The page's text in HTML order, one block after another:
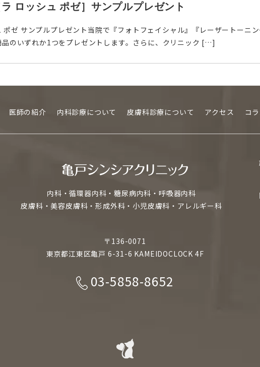
ロッシュ ポゼ］サンプルプレゼント
ポゼ サンプルプレゼント当院で『フォトフェイシャル』『レーザートーニ
のいずれか1つをプレゼントします。さらに、クリニック […]
医師の紹介 内科診療について 皮膚科診療について アクセス コ
内科・循環器内科・糖尿病内科・呼吸器内科
皮膚科・美容皮膚科・形成外科・小児皮膚科・アレルギー科
〒136-0071
東京都江東区亀戸 6-31-6 KAMEIDOCLOCK 4F
03-5858-8652